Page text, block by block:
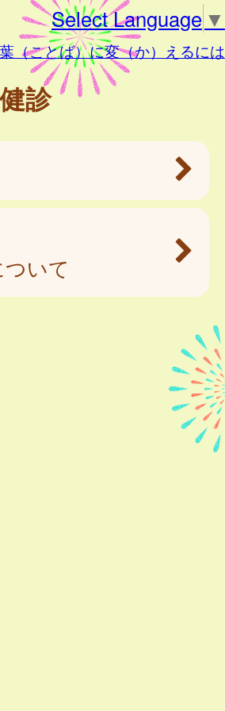
Select Language ▼
（ことば）に変（か）えるには
診
ついて